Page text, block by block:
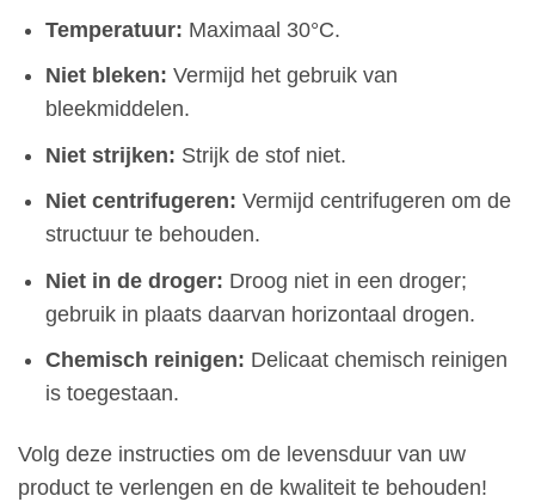
Temperatuur: Maximaal 30°C.
Niet bleken: Vermijd het gebruik van
bleekmiddelen.
Niet strijken: Strijk de stof niet.
Niet centrifugeren: Vermijd centrifugeren om de
structuur te behouden.
Niet in de droger: Droog niet in een droger;
gebruik in plaats daarvan horizontaal drogen.
Chemisch reinigen: Delicaat chemisch reinigen
is toegestaan.
Volg deze instructies om de levensduur van uw
product te verlengen en de kwaliteit te behouden!